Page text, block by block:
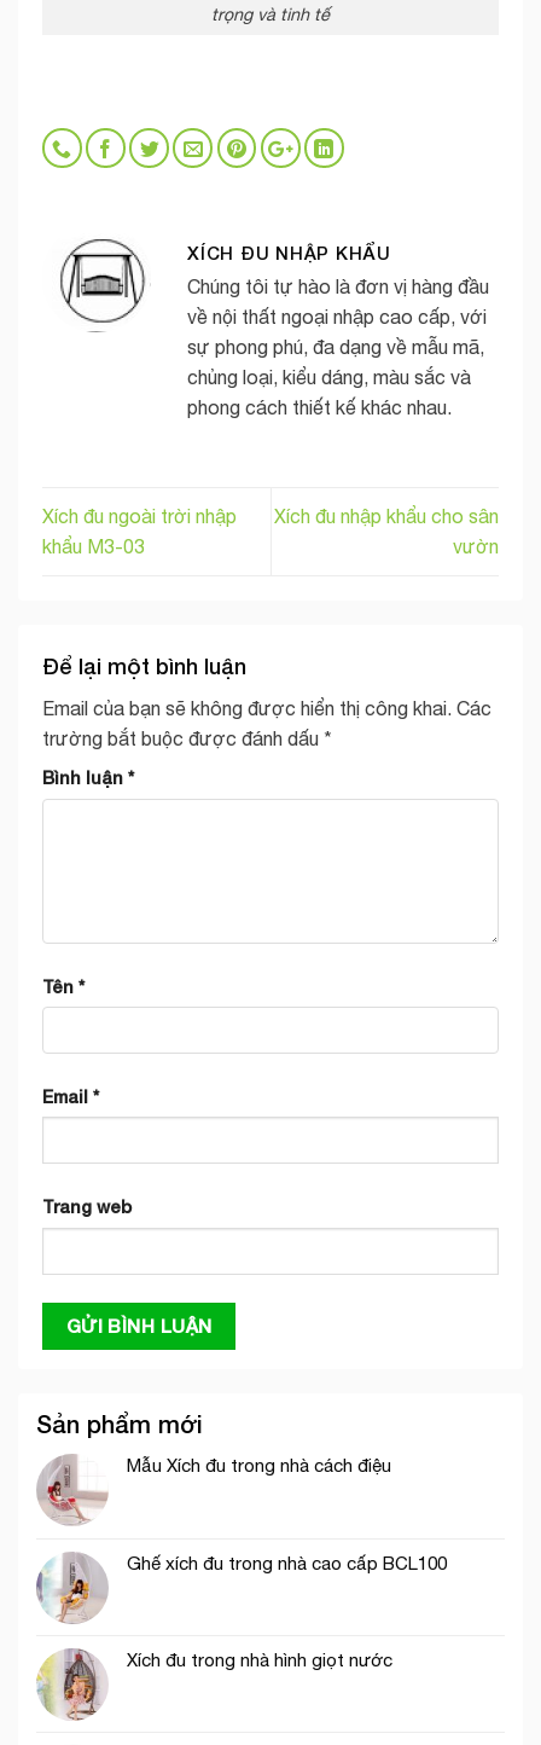
trọng và tinh tế
XÍCH ĐU NHẬP KHẨU
Chúng tôi tự hào là đơn vị hàng đầu
về nội thất ngoại nhập cao cấp, với
sự phong phú, đa dạng về mẫu mã,
chủng loại, kiểu dáng, màu sắc và
phong cách thiết kế khác nhau.
Xích đu ngoài trời nhập
khẩu M3-03
Xích đu nhập khẩu cho sân
vườn
Để lại một bình luận
Email của bạn sẽ không được hiển thị công khai. Các
trường bắt buộc được đánh dấu *
Bình luận *
Tên *
Email *
Trang web
Sản phẩm mới
Mẫu Xích đu trong nhà cách điệu
Ghế xích đu trong nhà cao cấp BCL100
Xích đu trong nhà hình giọt nước